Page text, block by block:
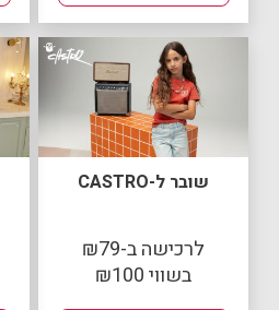
שובר ל-CASTRO
לרכישה ב-₪79
בשווי ₪100